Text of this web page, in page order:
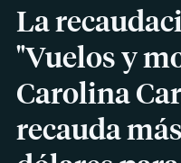
La
"Vuelos y
Carolina
recauda